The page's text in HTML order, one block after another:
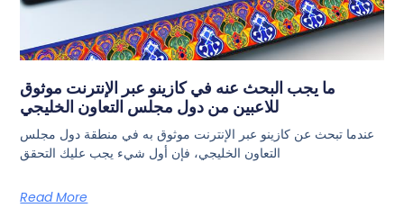
ما يجب البحث عنه في كازينو عبر الإنترنت موثوق
للاعبين من دول مجلس التعاون الخليجي
عندما تبحث عن كازينو عبر الإنترنت موثوق به في منطقة دول مجلس
التعاون الخليجي، فإن أول شيء يجب عليك التحقق
Read More